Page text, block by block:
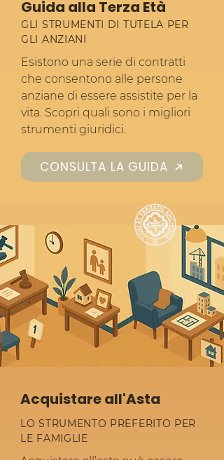
Guida alla Terza Età
GLI STRUMENTI DI TUTELA PER
GLI ANZIANI
Esistono una serie di contratti
che consentono alle persone
anziane di essere assistite per la
vita. Scopri quali sono i migliori
strumenti giuridici.
CONSULTA LA GUIDA
Acquistare all'Asta
LO STRUMENTO PREFERITO PER
LE FAMIGLIE